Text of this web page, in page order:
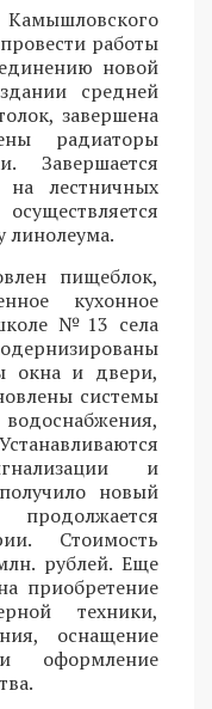
работы
новой
средней
завершена
радиаторы
Завершается
лестничных
линолеума.
пищеблок,
кухонное
№13 села
окна и двери,
системы
и
новый
Стоимость
рублей. Еще
приобретение
техники,
оснащение
оформление